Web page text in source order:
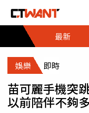
最新
娛樂 即時
苗可麗手機突
以前陪伴不夠